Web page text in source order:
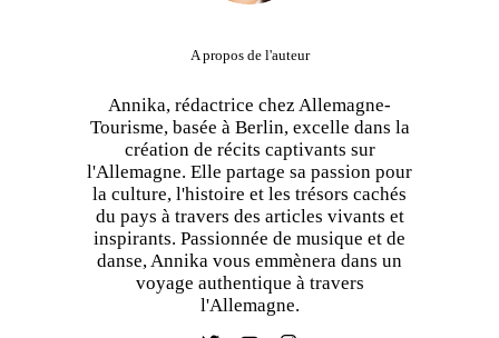
A propos de l'auteur
Annika, rédactrice chez Allemagne-
Tourisme, basée à Berlin, excelle dans la
création de récits captivants sur
l'Allemagne. Elle partage sa passion pour
la culture, l'histoire et les trésors cachés
du pays à travers des articles vivants et
inspirants. Passionnée de musique et de
danse, Annika vous emmènera dans un
voyage authentique à travers
l'Allemagne.